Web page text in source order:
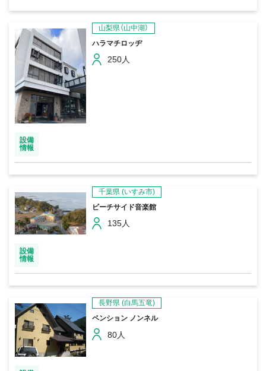
山梨県（山中湖）
ハラマチロッヂ
250人
設備
情報
千葉県 (いすみ市)
ビーチサイド音楽館
135人
設備
情報
長野県 (白馬五竜)
ペンション ノンネル
80人